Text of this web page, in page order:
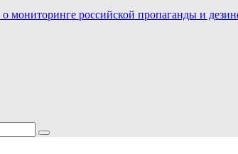
о мониторинге российской пропаганды и